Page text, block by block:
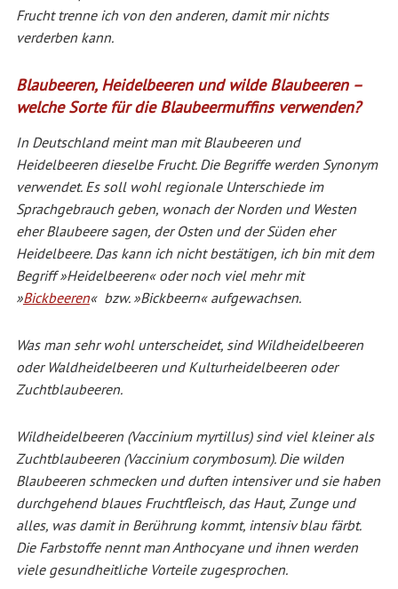
Frucht trenne ich von den anderen, damit mir nichts
verderben kann.
Blaubeeren, Heidelbeeren und wilde Blaubeeren –
welche Sorte für die Blaubeermuffins verwenden?
In Deutschland meint man mit Blaubeeren und
Heidelbeeren dieselbe Frucht. Die Begriffe werden Synonym
verwendet. Es soll wohl regionale Unterschiede im
Sprachgebrauch geben, wonach der Norden und Westen
eher Blaubeere sagen, der Osten und der Süden eher
Heidelbeere. Das kann ich nicht bestätigen, ich bin mit dem
Begriff »Heidelbeeren« oder noch viel mehr mit
»Bickbeeren« bzw. »Bickbeern« aufgewachsen.
Was man sehr wohl unterscheidet, sind Wildheidelbeeren
oder Waldheidelbeeren und Kulturheidelbeeren oder
Zuchtblaubeeren.
Wildheidelbeeren (Vaccinium myrtillus)sind viel kleiner als
Zuchtblaubeeren (Vaccinium corymbosum). Die wilden
Blaubeerenschmecken und duften intensiver und sie haben
durchgehend blaues Fruchtfleisch, das Haut, Zunge und
alles, was damit in Berührung kommt, intensiv blau färbt.
Die Farbstoffe nennt man Anthocyane und ihnen werden
viele gesundheitliche Vorteile zugesprochen.